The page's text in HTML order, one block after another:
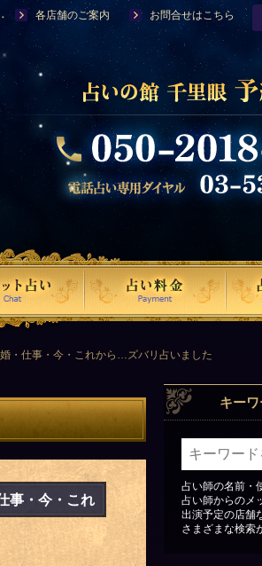
各店舗のご案内 お問合せはこちら
・仕事・今・これから…ズバリ占いました
事・今・これ
キー
占い師の名前・
占い師からのメ
出演予定の店舗
さまざまな検索